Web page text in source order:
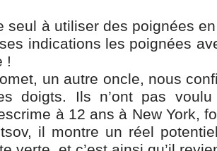
seul à utiliser des poignées
indications les poignées
!
un autre oncle, nous
doigts. Ils n’ont pas
à 12 ans à New York,
il montre un réel